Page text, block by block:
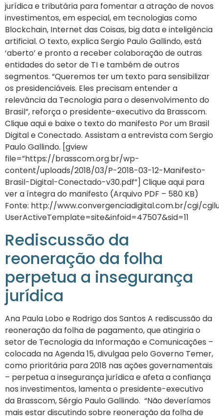
jurídica e tributária para fomentar a atração de novos
investimentos, em especial, em tecnologias como
Blockchain, Internet das Coisas, big data e inteligência
artificial. O texto, explica Sergio Paulo Gallindo, está
‘aberto’ e pronto a receber colaboração de outras
entidades do setor de TI e também de outros
segmentos. “Queremos ter um texto para sensibilizar
os presidenciáveis. Eles precisam entender a
relevância da Tecnologia para o desenvolvimento do
Brasil”, reforça o presidente-executivo da Brasscom.
Clique aqui e baixe o texto do manifesto Por um Brasil
Digital e Conectado. Assistam a entrevista com Sergio
Paulo Gallindo. [gview
file=”https://brasscom.org.br/wp-
content/uploads/2018/03/P-2018-03-12-Manifesto-
Brasil-Digital-Conectado-v30.pdf”] Clique aqui para
ver a íntegra do manifesto (Arquivo PDF – 580 KB)
Fonte: http://www.convergenciadigital.com.br/cgi/
UserActiveTemplate=site&infoid=47507&sid=11
Rediscussão da
reoneração da folha
perpetua a insegurança
jurídica
Ana Paula Lobo e Rodrigo dos Santos A rediscussão da
reoneração da folha de pagamento, que atingiria o
setor de Tecnologia da Informação e Comunicações –
colocada na Agenda 15, divulgaa pelo Governo Temer,
como prioritária para 2018 nas ações governamentais
– perpetua a insegurança jurídica e afeta a confiança
nos investimentos, lamenta o presidente-executivo
da Brasscom, Sérgio Paulo Gallindo. “Não deveríamos
mais estar discutindo sobre reoneração da folha de